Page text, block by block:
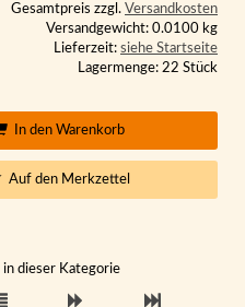
Gesamtpreis zzgl. Versandkosten
Versandgewicht: 0.0100 kg
Lieferzeit: siehe Startseite
Lagermenge: 22 Stück
In den Warenkorb
Auf den Merkzettel
in dieser Kategorie